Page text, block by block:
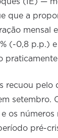
que a
(-0,8 p.p.)
recuou
os números
pré-